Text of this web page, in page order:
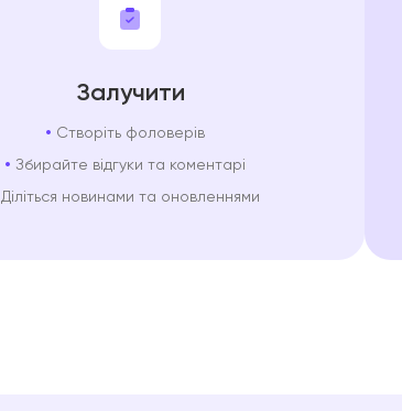
Залучити
Створіть фоловерів
Збирайте відгуки та коментарі
Діліться новинами та оновленнями